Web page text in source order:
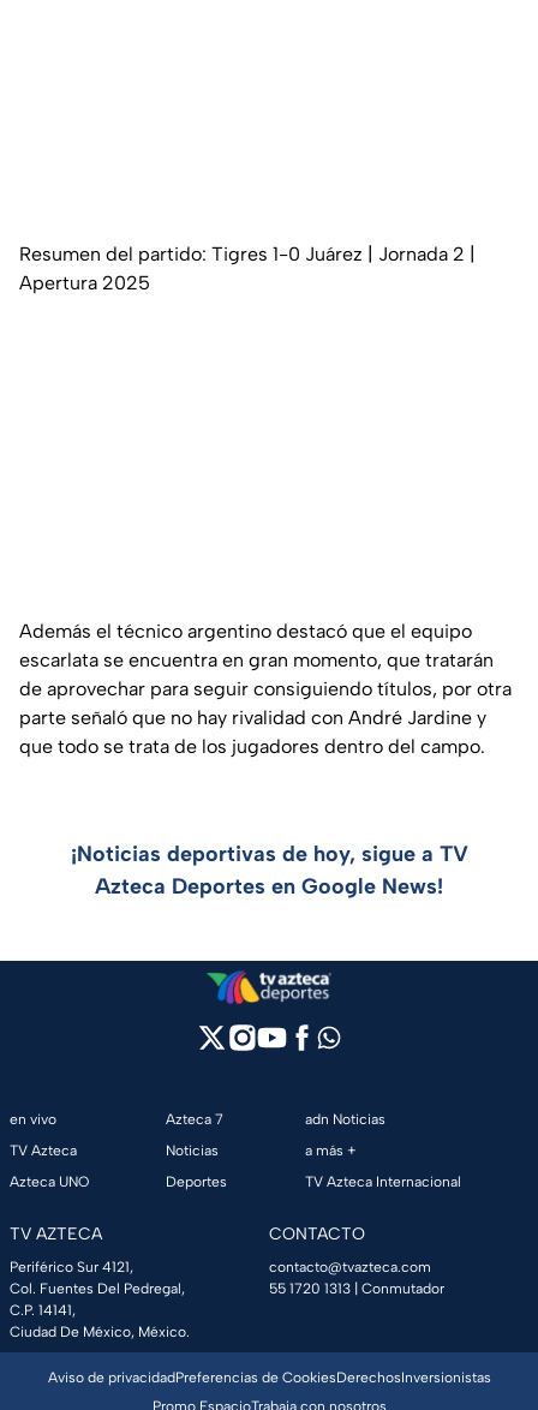
Resumen del partido: Tigres 1-0 Juárez | Jornada 2 |
Apertura 2025
Además el técnico argentino destacó que el equipo
escarlata se encuentra en gran momento, que tratarán
de aprovechar para seguir consiguiendo títulos, por otra
parte señaló que no hay rivalidad con André Jardine y
que todo se trata de los jugadores dentro del campo.
¡Noticias deportivas de hoy, sigue a TV
Azteca Deportes en Google News!
en vivo
TV Azteca
Azteca UNO
Azteca 7
Noticias
Deportes
adn Noticias
a más +
TV Azteca Internacional
TV AZTECA
Periférico Sur 4121,
Col. Fuentes Del Pedregal,
C.P. 14141,
Ciudad De México, México.
CONTACTO
contacto@tvazteca.com
55 1720 1313 | Conmutador
Aviso de privacidadPreferencias de CookiesDerechosInversionistas
Promo EspacioTrabaja con nosotros